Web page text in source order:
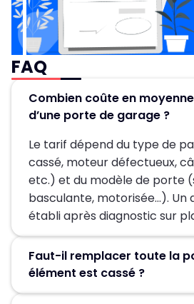
FAQ
Combien coûte en
d’une porte de garage ?
Le tarif dépend du type de
cassé, moteur défectueux,
etc.) et du modèle de porte
basculante, motorisée…). Un
établi après diagnostic sur
Faut-il remplacer toute la
élément est cassé ?